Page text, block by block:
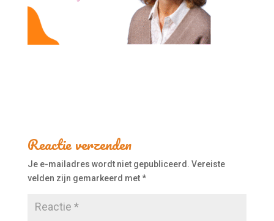
Reactie verzenden
Je e-mailadres wordt niet gepubliceerd. Vereiste
velden zijn gemarkeerd met*